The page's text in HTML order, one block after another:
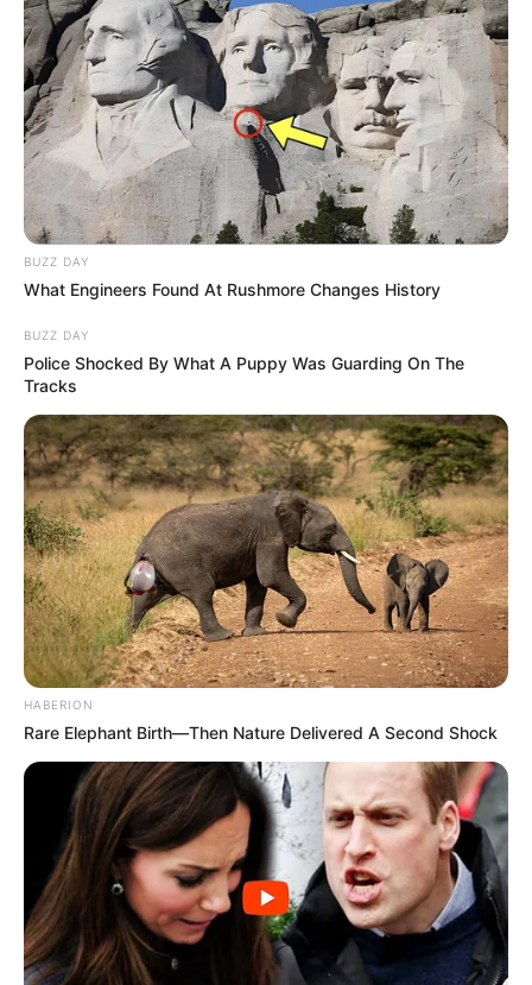
BUZZ DAY
What Engineers Found At Rushmore Changes History
BUZZ DAY
Police Shocked By What A Puppy Was Guarding On The
Tracks
HABERION
Rare Elephant Birth—Then Nature Delivered A Second Shock